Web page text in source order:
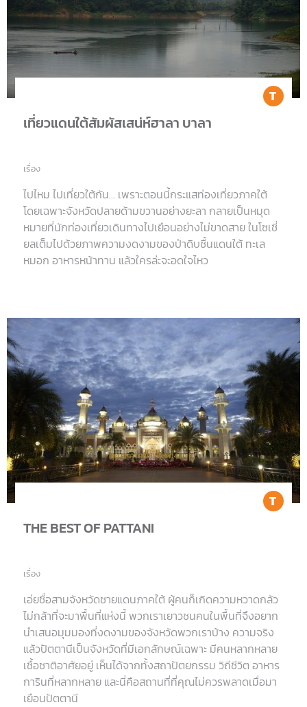
เที่ยวแดนใต้สัมผัสเสน่ห์ฮาลา บาลา
เรื่อง
ไปไหม ไปเที่ยวใต้กัน… เพราะตอนนี้กระแสท่องเที่ยวภาคใต้
โดยเฉพาะจังหวัดปลายด้ามขวานอย่างยะลา กลายเป็นหมุด
หมายที่นักท่องเที่ยวเดินทางไปเยือนอย่างไม่ขาดสาย ในโซเชี่
ยลเต็มไปด้วยภาพความงดงามของป่าดิบชื้นแดนใต้ ทะเล
หมอก อาหารหน้าทาน แล้วใครล่ะจะอดใจไหว
THE BEST OF PATTANI
เรื่อง
เอ่ยชื่อสามจังหวัดชายแดนภาคใต้ ผู้คนก็เกิดความหวาดกลัว
ไม่กล้าที่จะมาพื้นที่แห่งนี้ พวกเราเยาวชนคนในพื้นที่จึงอยาก
นำเสนอมุมมองที่งดงามของจังหวัดพวกเราบ้าง ความจริง
แล้วปัตตานีเป็นจังหวัดที่มีเอกลักษณ์เฉพาะ มีคนหลากหลาย
เชื้อชาติอาศัยอยู่ เห็นได้จากทั้งสถาปัตยกรรม วิถีชีวิต อาหาร
การินที่หลากหลาย และนี่คือสถานที่ที่คุณไม่ควรพลาดเมื่อมา
เยือนปัตตานี